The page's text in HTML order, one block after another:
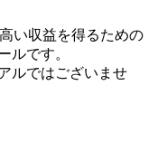
い収益を得るための
ルです。
ルではございませ